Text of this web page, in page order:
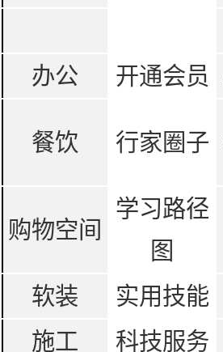
办公
开通会员
餐饮 行家圈子
购物空间
学习路径
图
软装 实用技能
施工
科技服务